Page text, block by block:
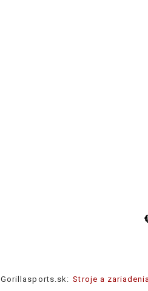
Gorillasports.sk: Stroje a